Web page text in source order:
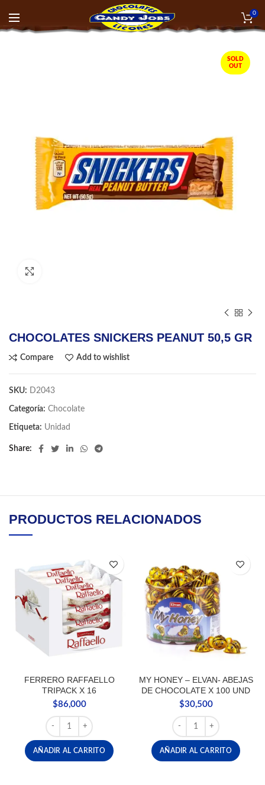
0
SOLD
OUT
CHOCOLATES SNICKERS PEANUT 50,5 GR
Compare Add to wishlist
SKU: D2043
Categoría: Chocolate
Etiqueta: Unidad
Share
PRODUCTOS RELACIONADOS
FERRERO RAFFAELLO
TRIPACK X 16
$86,000
FERRERO RAFFAELLO TRIPACK X 16 cantidad
AÑADIR AL CARRITO
MY HONEY – ELVAN- ABEJAS
DE CHOCOLATE X 100 UND
$30,500
MY HONEY - ELVAN-
AÑADIR AL CARRITO